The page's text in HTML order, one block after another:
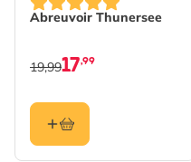
Abreuvoir Thunersee
17,99
19,99